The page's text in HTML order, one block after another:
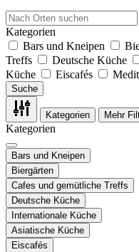
Kategorien
Bars und Kneipen
Treffs
Deutsche Küche
Küche
Eiscafés
Suche
Kategorien Mehr
Kategorien
Bars und Kneipen
Biergärten
Cafes und gemütliche Treffs
Deutsche Küche
Internationale Küche
Asiatische Küche
Eiscafés